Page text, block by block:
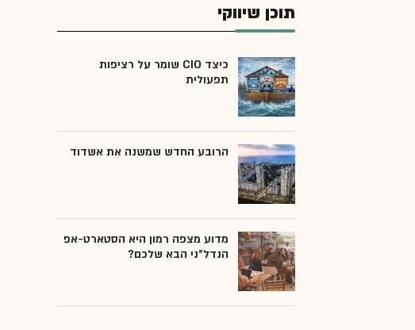
תוכן שיווקי
כיצד CIO שומר על רציפות
תפעולית
הרובע החדש שמשנה את אשדוד
מדוע מצפה רמון היא הסטארט-אפ
הנדל"ני הבא שלכם?